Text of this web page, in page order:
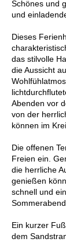
Schönes und
und
Dieses
das stilvolle
die Aussicht
Abenden vor
von der
können im
Die offenen
Freien ein.
die herrliche
genießen
schnell und
Ein kurzer
dem